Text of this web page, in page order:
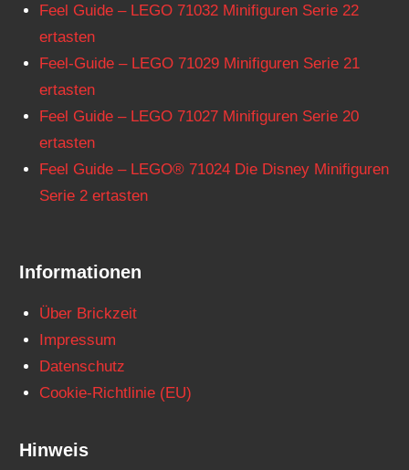
Feel Guide – LEGO 71032 Minifiguren Serie 22
ertasten
Feel-Guide – LEGO 71029 Minifiguren Serie 21
ertasten
Feel Guide – LEGO 71027 Minifiguren Serie 20
ertasten
Feel Guide – LEGO® 71024 Die Disney Minifiguren
Serie 2 ertasten
Informationen
Über Brickzeit
Impressum
Datenschutz
Cookie-Richtlinie (EU)
Hinweis